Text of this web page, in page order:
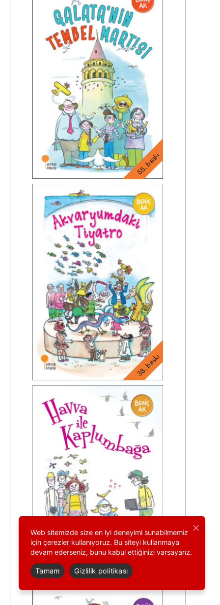
55. baskı
38. baskı
Web sitemizde size en iyi deneyimi sunabilmemiz
için çerezler kullanıyoruz. Bu siteyi kullanmaya
devam ederseniz, bunu kabul ettiğinizi varsayarız.
Tamam Gizlilik politikası